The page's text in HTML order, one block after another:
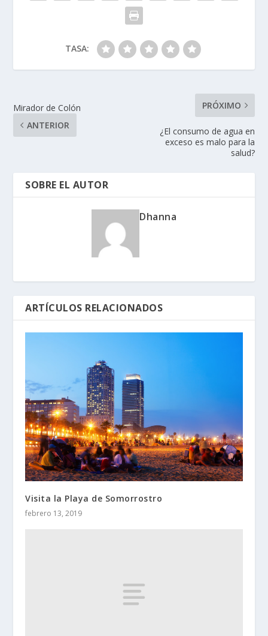
TASA:
Mirador de Colón
ANTERIOR
PRÓXIMO
¿El consumo de agua en
exceso es malo para la
salud?
SOBRE EL AUTOR
Dhanna
ARTÍCULOS RELACIONADOS
Visita la Playa de Somorrostro
febrero 13, 2019